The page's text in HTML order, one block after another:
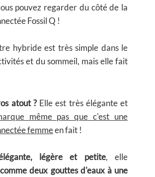
pouvez regarder du côté de la
Fossil Q !
hybride est très simple dans le
et du sommeil, mais elle fait
atout ? Elle est très élégante et
même pas que c'est une
femmeen fait !
légère et petite, elle
deux gouttes d'eaux à une